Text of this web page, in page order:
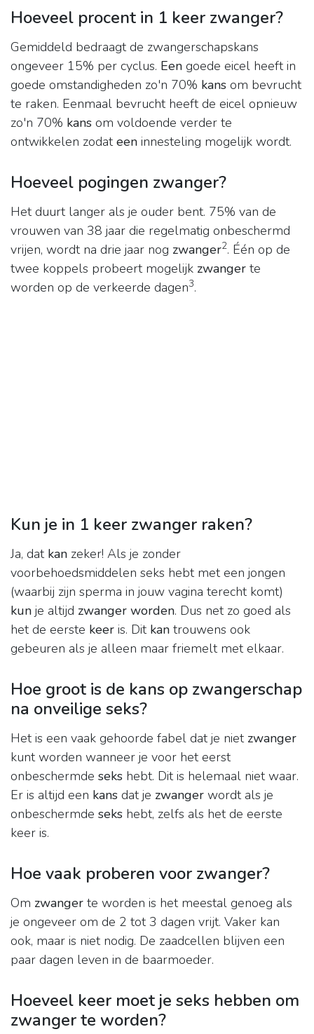
Hoeveel procent in 1 keer zwanger?
Gemiddeld bedraagt de zwangerschapskans
ongeveer 15% per cyclus. Een goede eicel heeft in
goede omstandigheden zo'n 70% kans om bevrucht
te raken. Eenmaal bevrucht heeft de eicel opnieuw
zo'n 70% kans om voldoende verder te
ontwikkelen zodateen innesteling mogelijk wordt.
Hoeveel pogingen zwanger?
Het duurt langer als je ouder bent. 75% van de
vrouwen van 38 jaar die regelmatig onbeschermd
vrijen, wordt na drie jaar nog zwanger2. Één op de
twee koppels probeert mogelijk zwanger te
worden op de verkeerde dagen3.
Kun je in 1 keer zwanger raken?
Ja, dat kan zeker! Als je zonder
voorbehoedsmiddelen seks hebt met een jongen
(waarbij zijn sperma in jouw vagina terecht komt)
kun je altijd zwanger worden. Dus net zo goed als
het de eerste keer is. Dit kan trouwens ook
gebeuren als je alleen maar friemelt met elkaar.
Hoe groot is de kans op zwangerschap
na onveilige seks?
Het is een vaak gehoorde fabel dat je niet zwanger
kunt worden wanneer je voor het eerst
onbeschermde seks hebt. Dit is helemaal niet waar.
Er is altijd een kans dat je zwanger wordt als je
onbeschermde seks hebt, zelfs als het de eerste
keer is.
Hoe vaak proberen voor zwanger?
Om zwanger te worden is het meestal genoeg als
je ongeveer om de 2 tot 3 dagen vrijt. Vaker kan
ook, maar is niet nodig. De zaadcellen blijven een
paar dagen leven in de baarmoeder.
Hoeveel keer moet je seks hebben om
zwanger te worden?